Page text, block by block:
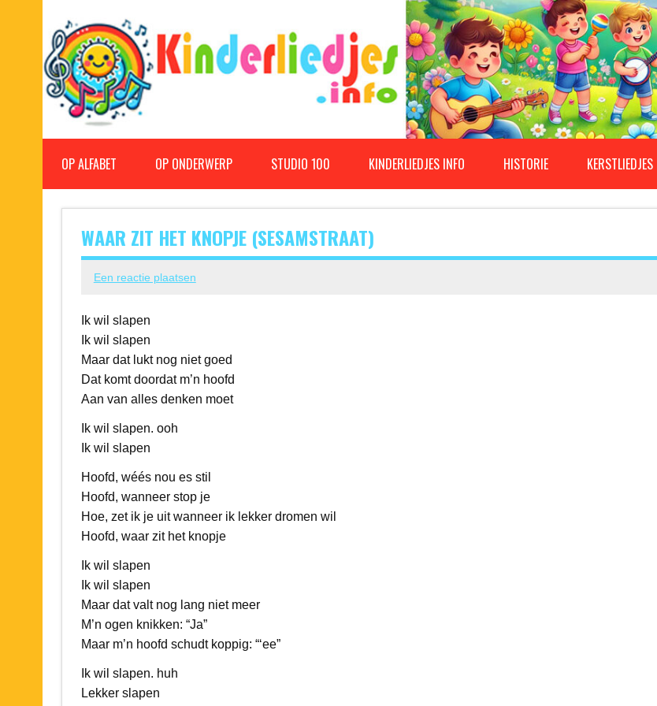
Kinderliedjes
OP ALFABET OP ONDERWERP STUDIO 100 KINDERLIEDJES INFO HISTORIE KERSTLIEDJES
WAAR ZIT HET KNOPJE (SESAMSTRAAT)
Een reactie plaatsen
Ik wil slapen
Ik wil slapen
Maar dat lukt nog niet goed
Dat komt doordat m’n hoofd
Aan van alles denken moet
Ik wil slapen. ooh
Ik wil slapen
Hoofd, wéés nou es stil
Hoofd, wanneer stop je
Hoe, zet ik je uit wanneer ik lekker dromen wil
Hoofd, waar zit het knopje
Ik wil slapen
Ik wil slapen
Maar dat valt nog lang niet meer
M’n ogen knikken: “Ja”
Maar m’n hoofd schudt koppig: “‘ee”
Ik wil slapen. huh
Lekker slapen